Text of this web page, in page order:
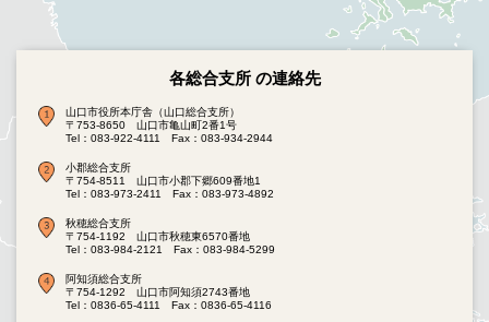
各総合支所 の連絡先
山口市役所本庁舎（山口総合支所）
〒753-8650 山口市亀山町2番1号
Tel：083-922-4111
Fax：083-934-2944
小郡総合支所
〒754-8511 山口市小郡下郷609番地1
Tel：083-973-2411
Fax：083-973-4892
秋穂総合支所
〒754-1192 山口市秋穂東6570番地
Tel：083-984-2121
Fax：083-984-5299
阿知須総合支所
〒754-1292 山口市阿知須2743番地
Tel：0836-65-4111
Fax：0836-65-4116